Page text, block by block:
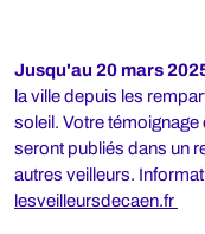
Jusqu'au 20 mars
la ville depuis les
soleil. Votre
seront publiés dans un
autres veilleurs.
lesveilleursdecaen.fr